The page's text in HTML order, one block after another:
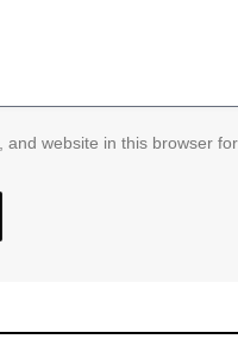
and website in this browser